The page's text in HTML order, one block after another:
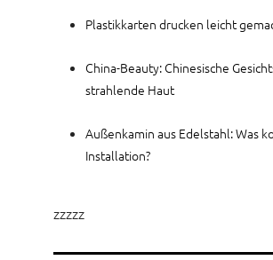
Plastikkarten drucken leicht
China-Beauty: Chinesische
strahlende Haut
Außenkamin aus Edelstahl: Was
Installation?
zzzzz